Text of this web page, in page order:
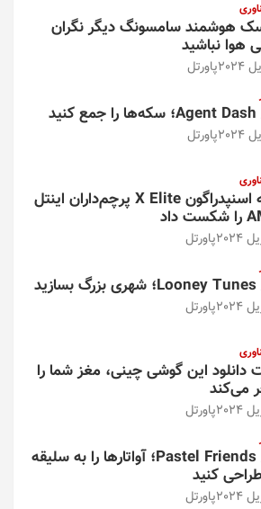
هوشمند سامسونگ دیگر نگران
هوا نباشید
پاورتل
پاورتل
تراشه اسنپدراگون X Elite پرچم‌داران اینتل
پاورتل
پاورتل
این گوشی چینی، مغز شما را
می‌کند
پاورتل
بازی/ Pastel Friends؛ آواتارها را به سلیقه
کنید
پاورتل